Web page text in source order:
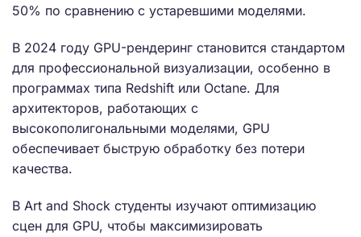
50% по сравнению с устаревшими моделями.
В 2024 году GPU-рендеринг становится стандартом
для профессиональной визуализации, особенно в
программах типа Redshift или Octane. Для
архитекторов, работающих с
высокополигональными моделями, GPU
обеспечивает быструю обработку без потери
качества.
В Art and Shock студенты изучают оптимизацию
сцен для GPU, чтобы максимизировать